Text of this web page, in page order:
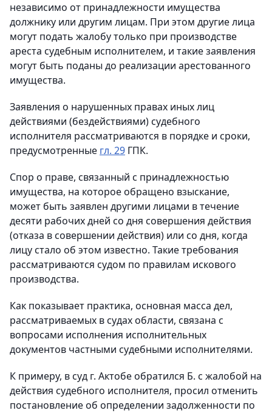
независимо от принадлежности имущества
должнику или другим лицам. При этом другие лица
могут подать жалобу только при производстве
ареста судебным исполнителем, и такие заявления
могут быть поданы до реализации арестованного
имущества.
Заявления о нарушенных правах иных лиц
действиями (бездействиями) судебного
исполнителя рассматриваются в порядке и сроки,
предусмотренные гл. 29 ГПК.
Спор о праве, связанный с принадлежностью
имущества, на которое обращено взыскание,
может быть заявлен другими лицами в течение
десяти рабочих дней со дня совершения действия
(отказа в совершении действия) или со дня, когда
лицу стало об этом известно. Такие требования
рассматриваются судом по правилам искового
производства.
Как показывает практика, основная масса дел,
рассматриваемых в судах области, связана с
вопросами исполнения исполнительных
документов частными судебными исполнителями.
К примеру, в суд г. Актобе обратился Б. с жалобой на
действия судебного исполнителя, просил отменить
постановление об определении задолженности по